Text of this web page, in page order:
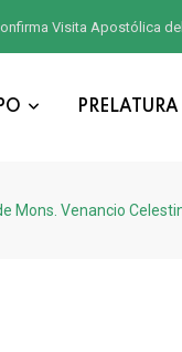
Visita Apostólica
PRELATURA
Mons. Venancio